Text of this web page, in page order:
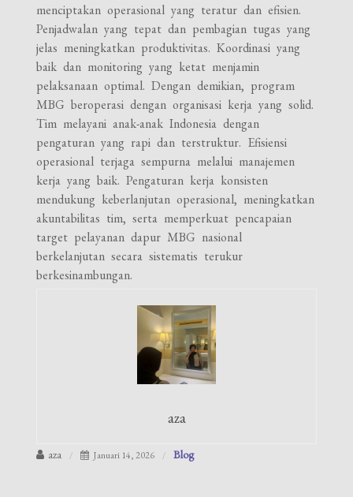
menciptakan operasional yang teratur dan efisien.
Penjadwalan yang tepat dan pembagian tugas yang
jelas meningkatkan produktivitas. Koordinasi yang
baik dan monitoring yang ketat menjamin
pelaksanaan optimal. Dengan demikian, program
MBG beroperasi dengan organisasi kerja yang solid.
Tim melayani anak-anak Indonesia dengan
pengaturan yang rapi dan terstruktur. Efisiensi
operasional terjaga sempurna melalui manajemen
kerja yang baik.Pengaturan kerja konsisten
mendukung keberlanjutan operasional, meningkatkan
akuntabilitas tim, serta memperkuat pencapaian
target pelayanan dapur MBG nasional
berkelanjutan secara sistematis terukur
berkesinambungan.
aza
aza Januari 14, 2026 Blog